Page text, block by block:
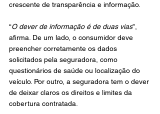
crescente de transparência e informação.
“O dever de informação é de duas vias”,
afirma. De um lado, o consumidor deve
preencher corretamente os dados
solicitados pela seguradora, como
questionários de saúde ou localização do
veículo. Por outro, a seguradora tem o dever
de deixar claros os direitos e limites da
cobertura contratada.